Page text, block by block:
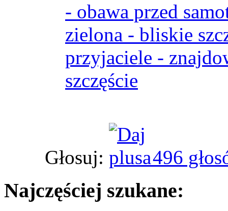
- obawa przed
zielona - bliskie
przyjaciele -
szczęście
Głosuj: 496
Najczęściej szukane: